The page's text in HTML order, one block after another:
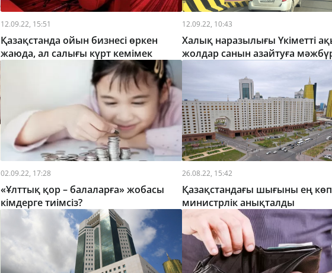
12.09.22, 15:51
Қазақстанда ойын бизнесі өркен
жаюда, ал салығы күрт кемімек
12.09.22, 10:43
Халық наразылығы Үкіметті
жолдар санын азайтуға
02.09.22, 17:28
«Ұлттық қор – балаларға» жобасы
кімдерге тиімсіз?
26.08.22, 15:42
Қазақстандағы шығыны ең көп
министрлік анықталды